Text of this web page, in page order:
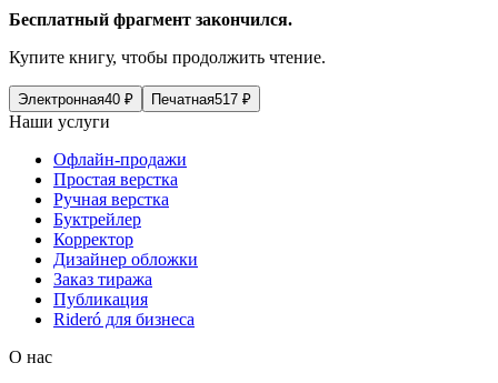
Бесплатный фрагмент закончился.
Купите книгу, чтобы продолжить чтение.
Электронная40 ₽ Печатная517 ₽
Наши услуги
Офлайн-продажи
Простая верстка
Ручная верстка
Буктрейлер
Корректор
Дизайнер обложки
Заказ тиража
Публикация
Rideró для бизнеса
О нас